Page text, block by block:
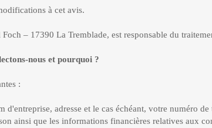
à cet avis.
– 17390 La Tremblade, est responsable du
nous et pourquoi ?
:
adresse et le cas échéant, votre numéro de
que les informations financières relatives aux